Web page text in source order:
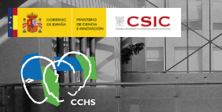
Pasar
al
contenido
principal